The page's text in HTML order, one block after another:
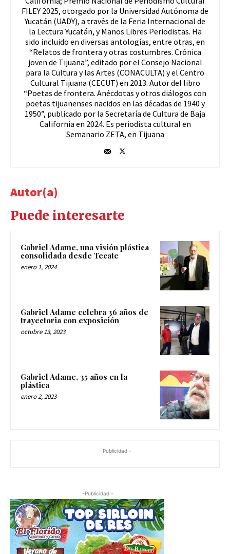
FILEY 2025, otorgado por la Universidad Autónoma de
Yucatán (UADY), a través de la Feria Internacional de
la Lectura Yucatán, y Manos Libres Periodistas. Ha
sido incluido en diversas antologías, entre otras, en
“Relatos de frontera y otras costumbres. Crónica
joven de Tijuana”, editado por el Consejo Nacional
para la Cultura y las Artes (CONACULTA) y el Centro
Cultural Tijuana (CECUT) en 2013. Autor del libro
“Poetas de frontera. Anécdotas y otros diálogos con
poetas tijuanenses nacidos en las décadas de 1940 y
1950”, publicado por la Secretaría de Cultura de Baja
California en 2024. Es periodista cultural en
Semanario ZETA, en Tijuana
Autor(a)
Puede interesarte
Gabriel Adame, una visión plástica
consolidada desde Tecate
enero 1, 2024
Gabriel Adame celebra 36 años de
trayectoria con exposición
octubre 13, 2023
Gabriel Adame, 35 años en la
plástica
enero 2, 2023
- Publicidad -
-Publicidad -